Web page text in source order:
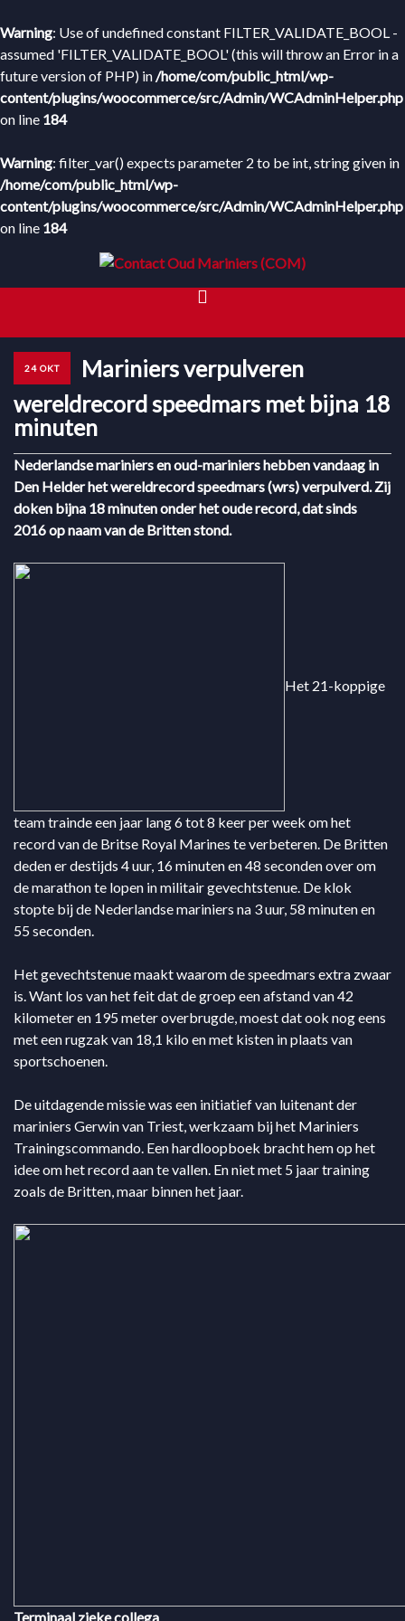
Warning: Use of undefined constant FILTER_VALIDATE_BOOL -
assumed 'FILTER_VALIDATE_BOOL' (this will throw an Error in a
future version of PHP) in/home/com/public_html/wp-
content/plugins/woocommerce/src/Admin/WCAdminHelper.php
on line 184
Warning: filter_var() expects parameter 2 to be int, string given in
/home/com/public_html/wp-
content/plugins/woocommerce/src/Admin/WCAdminHelper.php
on line 184
HOME
24 OKT
Mariniers verpulveren
wereldrecord speedmars met bijna 18
minuten
Nederlandse mariniers en oud-mariniers hebben vandaag in
Den Helder het wereldrecord speedmars (wrs) verpulverd. Zij
doken bijna 18 minuten onder het oude record, dat sinds
2016 op naam van de Britten stond.
Het 21-koppige
team trainde een jaar lang 6 tot 8 keer per week om het
record van de Britse Royal Marines te verbeteren. De Britten
deden er destijds 4 uur, 16 minuten en 48 seconden over om
de marathon te lopen in militair gevechtstenue. De klok
stopte bij de Nederlandse mariniers na 3 uur, 58 minuten en
55 seconden.
Het gevechtstenue maakt waarom de speedmars extra zwaar
is. Want los van het feit dat de groep een afstand van 42
kilometer en 195 meter overbrugde, moest dat ook nog eens
met een rugzak van 18,1 kilo en met kisten in plaats van
sportschoenen.
De uitdagende missie was een initiatief van luitenant der
mariniers Gerwin van Triest, werkzaam bij het Mariniers
Trainingscommando. Een hardloopboek bracht hem op het
idee om het record aan te vallen. En niet met 5 jaar training
zoals de Britten, maar binnen het jaar.
Terminaal zieke collega